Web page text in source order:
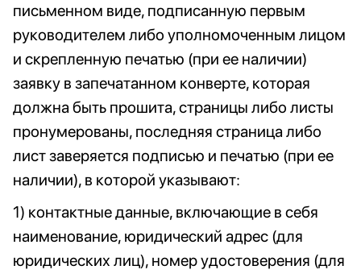
письменном виде, подписанную первым
руководителем либо уполномоченным лицом
и скрепленную печатью (при ее наличии)
заявку в запечатанном конверте, которая
должна быть прошита, страницы либо листы
пронумерованы, последняя страница либо
лист заверяется подписью и печатью (при ее
наличии), в которой указывают:
1) контактные данные, включающие в себя
наименование, юридический адрес (для
юридических лиц), номер удостоверения (для